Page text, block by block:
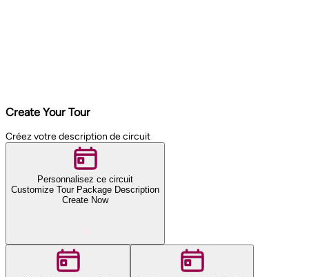
Create Your Tour
Créez votre description de circuit
Personnalisez ce circuit
Customize Tour Package Description
Create Now